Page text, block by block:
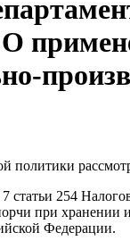
О
политики
статьи 254
при хранении
Федерации.